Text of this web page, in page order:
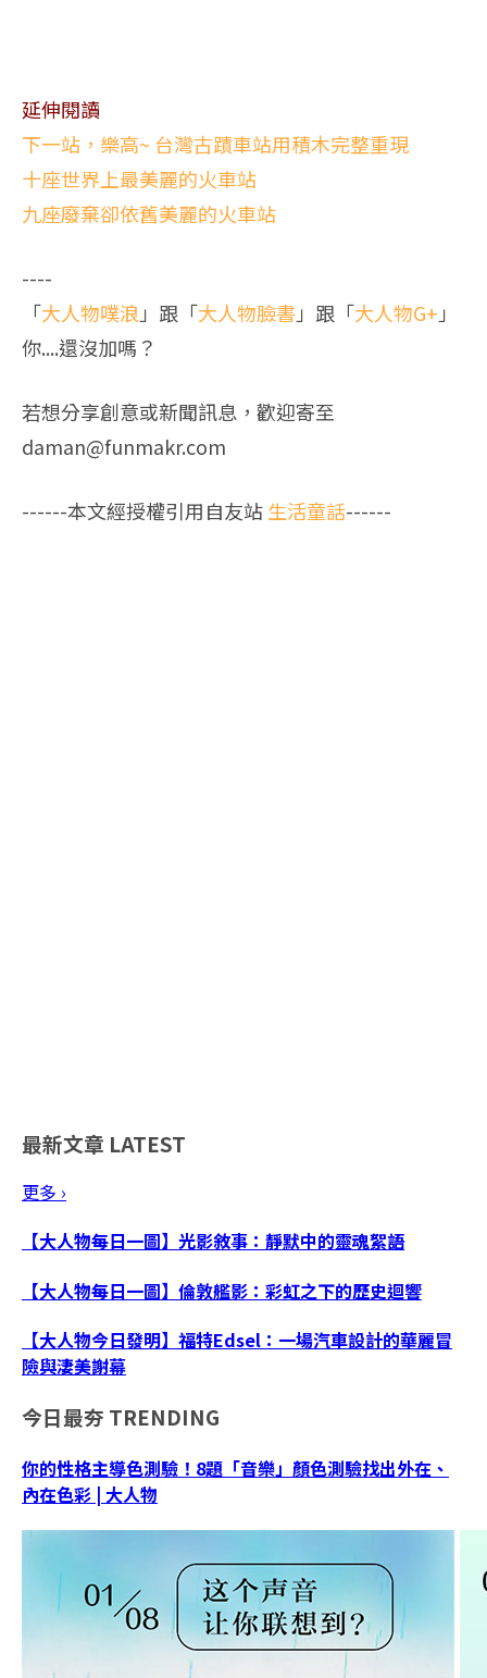
延伸閱讀
下一站，樂高~ 台灣古蹟車站用積木完整重現
十座世界上最美麗的火車站
九座廢棄卻依舊美麗的火車站
----
「大人物噗浪 」跟「大人物臉書」跟「大人物G+ 」
你....還沒加嗎？
若想分享創意或新聞訊息，歡迎寄至
daman@funmakr.com
------本文經授權引用自友站生活童話------
最新文章 LATEST
更多 ›
【大人物每日一圖】光影敘事：靜默中的靈魂絮語
【大人物每日一圖】倫敦艦影：彩虹之下的歷史迴響
【大人物今日發明】福特Edsel：一場汽車設計的華麗冒
險與淒美謝幕
今日最夯 TRENDING
你的性格主導色測驗！8題「音樂」顏色測驗找出外在、
內在色彩 | 大人物